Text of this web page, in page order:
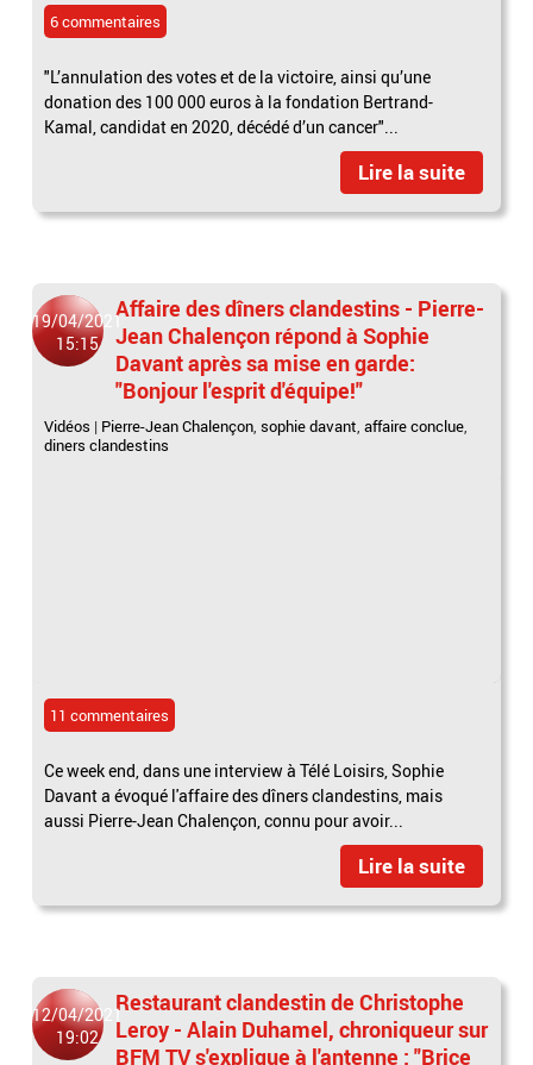
6 commentaires
"L’annulation des votes et de la victoire, ainsi qu’une
donation des 100 000 euros à la fondation Bertrand-
Kamal, candidat en 2020, décédé d’un cancer"...
Lire la suite
19/04/2021
15:15
Affaire des dîners clandestins - Pierre-
Jean Chalençon répond à Sophie
Davant après sa mise en garde:
"Bonjour l'esprit d'équipe!"
Vidéos | Pierre-Jean Chalençon,sophie davant,affaire conclue,
diners clandestins
11 commentaires
Ce week end, dans une interview à Télé Loisirs, Sophie
Davant a évoqué l'affaire des dîners clandestins, mais
aussi Pierre-Jean Chalençon, connu pour avoir...
Lire la suite
12/04/2021
19:02
Restaurant clandestin de Christophe
Leroy - Alain Duhamel, chroniqueur sur
BFM TV s'explique à l'antenne : "Brice